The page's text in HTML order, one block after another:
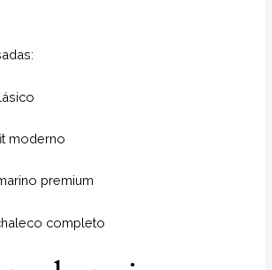
moderno
premium
completo